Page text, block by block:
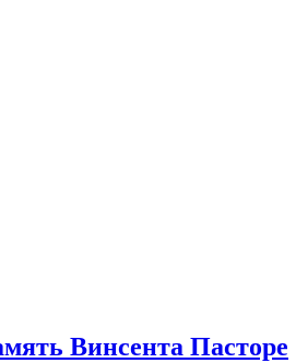
Винсента Пасторе